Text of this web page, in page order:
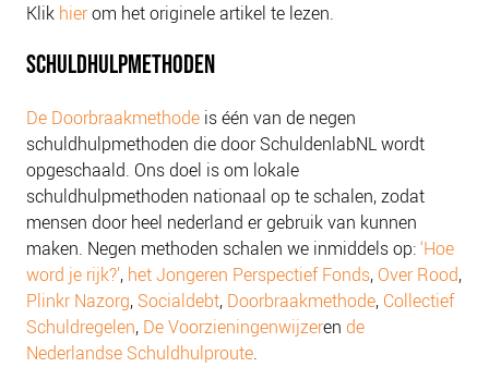
Klik hierom het originele artikel te lezen.
SCHULDHULPMETHODEN
De Doorbraakmethode is één van de negen
schuldhulpmethoden die door SchuldenlabNL wordt
opgeschaald. Ons doel is om lokale
schuldhulpmethoden nationaal op te schalen, zodat
mensen door heel nederland er gebruik van kunnen
maken. Negen methoden schalen we inmiddels op:‘Hoe
word je rijk?’, het Jongeren Perspectief Fonds, Over Rood,
Plinkr Nazorg, Socialdebt, Doorbraakmethode, Collectief
Schuldregelen, De Voorzieningenwijzeren de
Nederlandse Schuldhulproute.